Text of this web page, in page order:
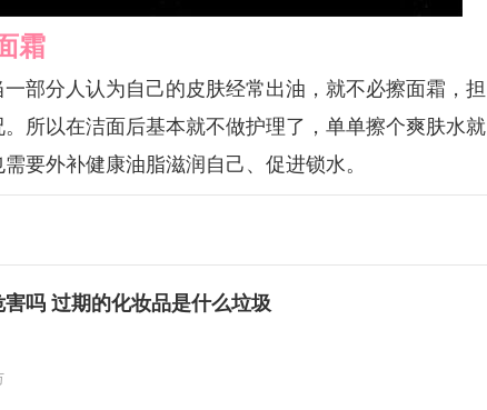
霜
分人认为自己的皮肤经常出油，就不必擦面霜，担
所以在洁面后基本就不做护理了，单单擦个爽肤水就
要外补健康油脂滋润自己、促进锁水。
吗 过期的化妆品是什么垃圾